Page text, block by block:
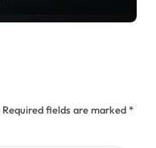
Required fields are marked*